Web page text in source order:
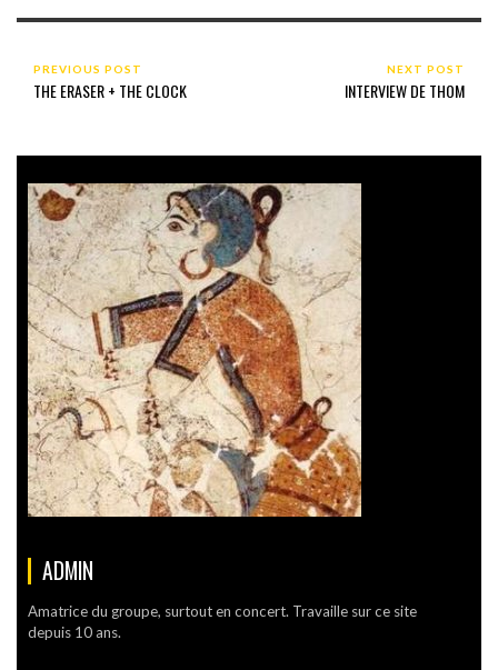
PREVIOUS POST
THE ERASER + THE CLOCK
NEXT POST
INTERVIEW DE THOM
ADMIN
Amatrice du groupe, surtout en concert. Travaille sur ce site
depuis 10 ans.